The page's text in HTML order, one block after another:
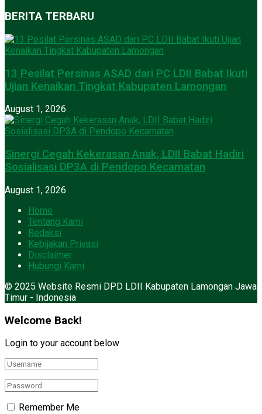
BERITA TERBARU
13 Pesilat Persinas ASAD dari PC LDII Babat Ikuti
Ujian Kenaikan Tingkat Kabupaten Lamongan
August 1, 2026
Sinergi Cegah Kekerasan Anak, LDII Babat Hadiri
Sosialisasi DP3A di Pendopo Kecamatan
August 1, 2026
Home
Tentang Kami
Redaksi
Kebijakan Privasi
Disclaimer
Hubungi Kami
© 2025 Website Resmi DPD LDII Kabupaten Lamongan Jawa
Timur - Indonesia
Welcome Back!
Login to your account below
Remember Me